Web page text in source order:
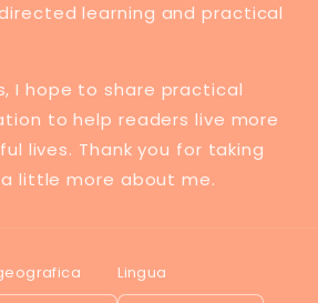
learning and practical
I hope to share practical
to help readers live more
lives. Thank you for taking
little more about me.
Lingua